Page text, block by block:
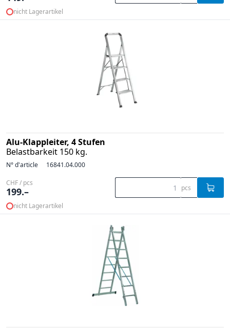
nicht Lagerartikel
Alu-Klappleiter, 4 Stufen
Belastbarkeit 150 kg.
N° d'article 16841.04.000
CHF / pcs
199.– pcs
nicht Lagerartikel